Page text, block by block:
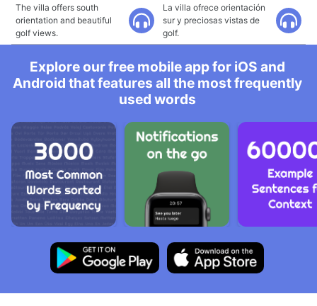
The villa offers south
orientation and beautiful
golf views.
La villa ofrece orientación
sur y preciosas vistas de
golf.
Explore our free mobile app for iOS and
Android that features all the most frequently
used words